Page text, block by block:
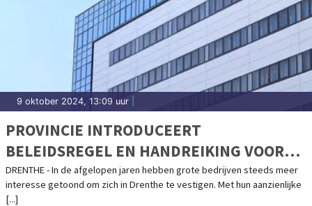
9 oktober 2024, 13:09 uur
PROVINCIE INTRODUCEERT
BELEIDSREGEL EN HANDREIKING VOOR
GROOTSCHALIGE BEDRIJFSVESTIGINGEN
DRENTHE - In de afgelopen jaren hebben grote bedrijven steeds meer
interesse getoond om zich in Drenthe te vestigen. Met hun aanzienlijke
[...]